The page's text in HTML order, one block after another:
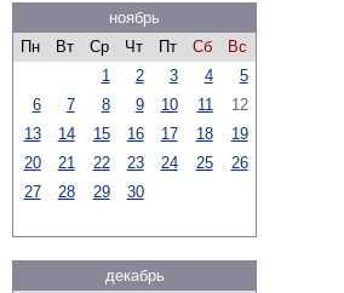
ноябрь
Пн
Вт Ср Чт Пт Сб
Вс
1
2 3 4
5
6
7 8 9 10 11
12
13
14 15 16 17 18
19
20
21 22 23 24 25
26
27
28 29 30
декабрь